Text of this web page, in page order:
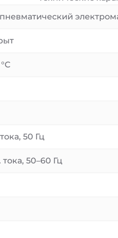
50 Гц
50–60 Гц